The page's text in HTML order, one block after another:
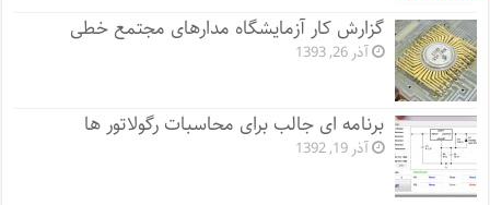
گزارش کار آزمایشگاه مدارهای مجتمع خطی
آذر 26, 1393
برنامه ای جالب برای محاسبات رگولاتور ها
آذر 19, 1392